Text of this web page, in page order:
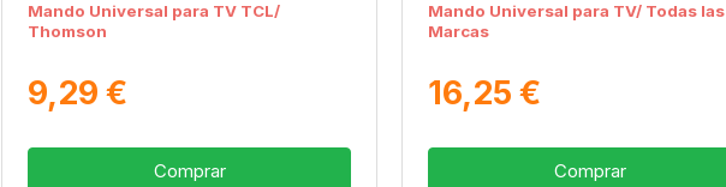
Mando Universal para TV TCL/
Thomson
9,29 €
Comprar
Mando Universal para TV/ Todas las
Marcas
16,25 €
Comprar